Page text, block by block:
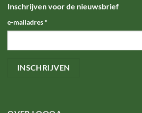
Inschrijven voor de nieuwsbrief
e-mailadres*